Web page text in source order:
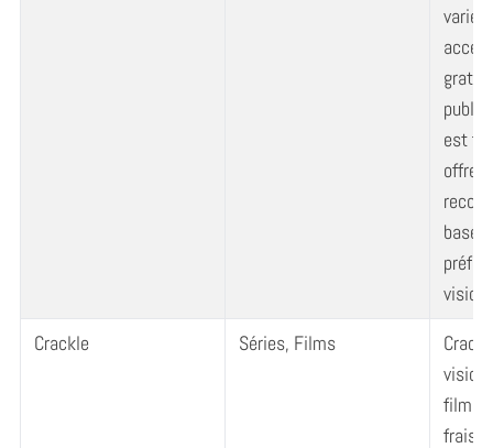
varié
est
offre
Crackle
Séries, Films
films
frais.